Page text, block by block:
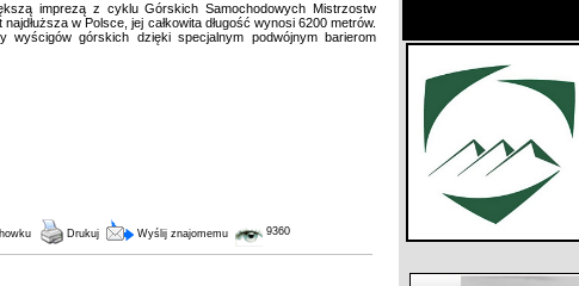
imprezą z cyklu Górskich Samochodowych Mistrzostw
w Polsce, jej całkowita długość wynosi 6200 metrów.
wyścigów górskich dzięki specjalnym podwójnym barierom
Drukuj Wyślij znajomemu 9360